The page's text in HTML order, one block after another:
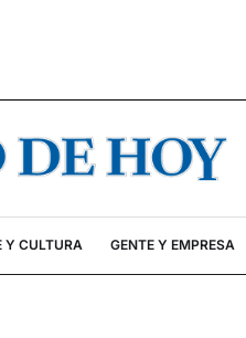
Y CULTURA GENTE Y EMPRESA